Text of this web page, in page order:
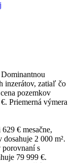
inzerátov, zatiaľ čo
pozemkov
Priemerná výmera
€ mesačne,
2 000 m².
porovnaní s
79 999 €.